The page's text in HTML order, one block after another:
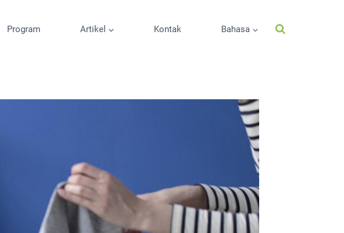
Program Artikel Kontak Bahasa